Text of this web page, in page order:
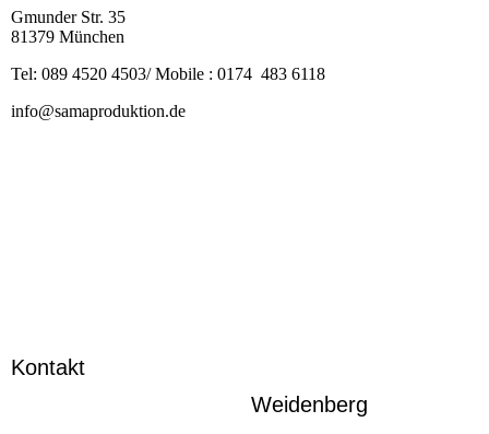
Gmunder Str. 35
81379 München
Tel: 089 4520 4503/ Mobile : 0174 483 6118
info@samaproduktion.de
Kontakt
Weidenberg